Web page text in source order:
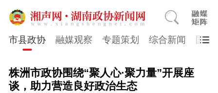
市县政协 融媒观察 专题策划 综合新闻 国医
株洲市政协围绕“聚人心·聚力量”开展座
谈，助力营造良好政治生态